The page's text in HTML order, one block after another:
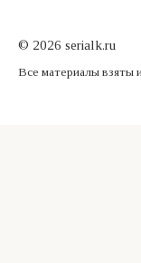
© 2026 serialk.ru
Все материалы взяты